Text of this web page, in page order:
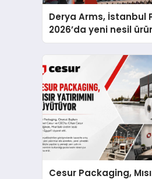
Derya Arms, İstanbul
2026’da yeni nesil
global marka
Cesur Packaging,